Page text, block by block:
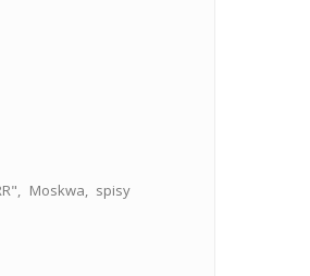
Moskwa, spisy